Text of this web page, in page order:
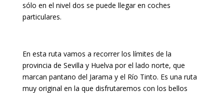
sólo en el nivel dos se puede llegar en coches
particulares.
En esta ruta vamos a recorrer los límites de la
provincia de Sevilla y Huelva por el lado norte, que
marcan pantano del Jarama y el Río Tinto. Es una ruta
muy original en la que disfrutaremos con los bellos